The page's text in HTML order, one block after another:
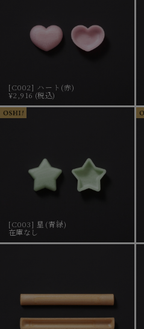
[C002] ハート(赤)
¥2,916 (税込)
[C003] 星(青緑)
在庫なし